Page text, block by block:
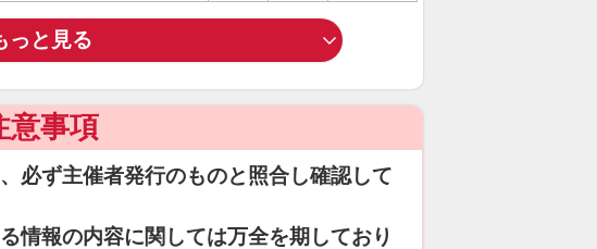
っと見る
意事項
必ず主催者発行のものと照合し確認して
情報の内容に関しては万全を期しており